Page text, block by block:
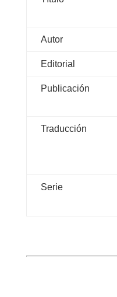
Autor
Editorial
Publicación
Traducción
Serie